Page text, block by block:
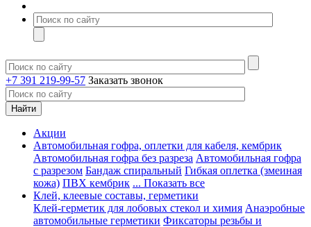
+7 391 219-99-57 Заказать звонок
Акции
Автомобильная гофра, оплетки для кабеля, кембрик
Автомобильная гофра без разреза Автомобильная гофра
с разрезом Бандаж спиральный Гибкая оплетка (змеиная
кожа) ПВХ кембрик ... Показать все
Клей, клеевые составы, герметики
Клей-герметик для лобовых стекол и химия Анаэробные
автомобильные герметики Фиксаторы резьбы и